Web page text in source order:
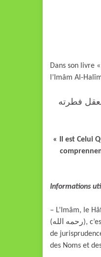
Dans son livre
l’Imâm Al-
فطرته
« Il est Celui
Informations
– L’Imâm, le
(رحمه الله), c’est-à-dire il y a presque 1000 ans. Il fait partie des plus grands savants du hadîth, et il est de l’école
de
des Noms et